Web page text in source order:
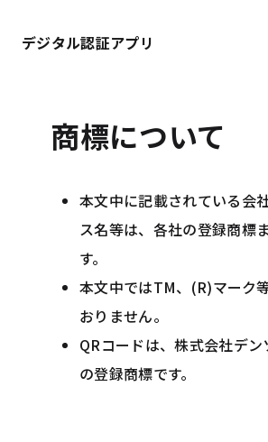
デジタル認証アプリ
商標について
本文中に記載されている会
ス名等は、各社の登録商標
す。
本文中ではTM、(R)マーク
おりません。
QRコードは、株式会社デ
の登録商標です。